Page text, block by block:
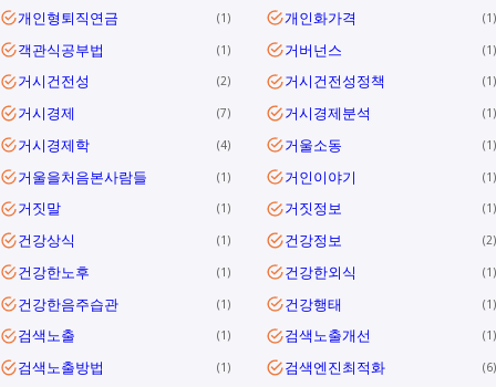
개인형퇴직연금 1 개인화가격 1
객관식공부법 1 거버넌스 1
거시건전성 2 거시건전성정책 1
거시경제 7 거시경제분석 1
거시경제학 4 거울소동 1
거울을처음본사람들 1 거인이야기 1
거짓말 1 거짓정보 1
건강상식 1 건강정보 2
건강한노후 1 건강한외식 1
건강한음주습관 1 건강행태 1
검색노출 1 검색노출개선 1
검색노출방법 1 검색엔진최적화 6